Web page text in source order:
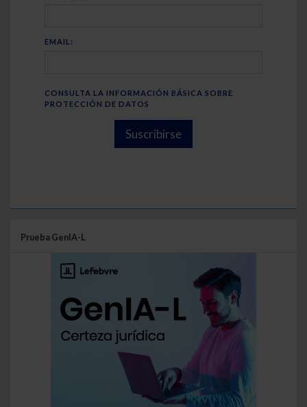
EMAIL:
CONSULTA LA INFORMACIÓN BÁSICA SOBRE
PROTECCIÓN DE DATOS
Suscribirse
Prueba GenIA-L